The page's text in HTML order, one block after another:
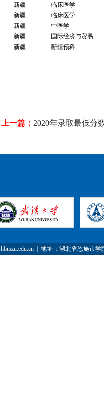
新疆
临床医学
新疆
临床医学
新疆
中医学
新疆
国际经济与贸易
新疆
新疆预科
上一篇： 2020年录取最低分
| 地址：湖北省恩施